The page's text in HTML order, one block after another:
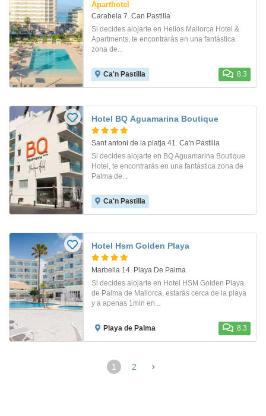
Aparthotel
Carabela 7. Can Pastilla
Si decides alojarte en Helios Mallorca Hotel &
Apartments, te encontrarás en una fantástica
zona de...
Ca'n Pastilla 8.3
Hotel BQ Aguamarina Boutique
Sant antoni de la platja 41. Ca'n Pastilla
Si decides alojarte en BQ Aguamarina Boutique
Hotel, te encontrarás en una fantástica zona de
Palma de...
Ca'n Pastilla
Hotel Hsm Golden Playa
Marbella 14. Playa De Palma
Si decides alojarte en Hotel HSM Golden Playa
de Palma de Mallorca, estarás cerca de la playa
y a apenas 1min en...
Playa de Palma 8.3
1 2